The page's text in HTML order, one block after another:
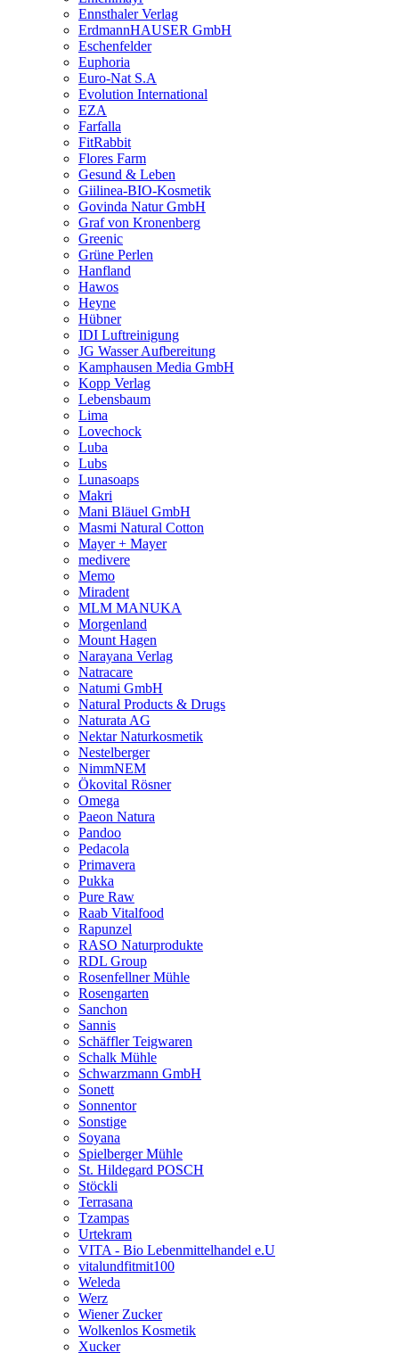
Ennsthaler Verlag
ErdmannHAUSER GmbH
Eschenfelder
Euphoria
Euro-Nat S.A
Evolution International
EZA
Farfalla
FitRabbit
Flores Farm
Gesund & Leben
Giilinea-BIO-Kosmetik
Govinda Natur GmbH
Graf von Kronenberg
Greenic
Grüne Perlen
Hanfland
Hawos
Heyne
Hübner
IDI Luftreinigung
JG Wasser Aufbereitung
Kamphausen Media GmbH
Kopp Verlag
Lebensbaum
Lima
Lovechock
Luba
Lubs
Lunasoaps
Makri
Mani Bläuel GmbH
Masmi Natural Cotton
Mayer + Mayer
medivere
Memo
Miradent
MLM MANUKA
Morgenland
Mount Hagen
Narayana Verlag
Natracare
Natumi GmbH
Natural Products & Drugs
Naturata AG
Nektar Naturkosmetik
Nestelberger
NimmNEM
Ökovital Rösner
Omega
Paeon Natura
Pandoo
Pedacola
Primavera
Pukka
Pure Raw
Raab Vitalfood
Rapunzel
RASO Naturprodukte
RDL Group
Rosenfellner Mühle
Rosengarten
Sanchon
Sannis
Schäffler Teigwaren
Schalk Mühle
Schwarzmann GmbH
Sonett
Sonnentor
Sonstige
Soyana
Spielberger Mühle
St. Hildegard POSCH
Stöckli
Terrasana
Tzampas
Urtekram
VITA - Bio Lebenmittelhandel e.U
vitalundfitmit100
Weleda
Werz
Wiener Zucker
Wolkenlos Kosmetik
Xucker